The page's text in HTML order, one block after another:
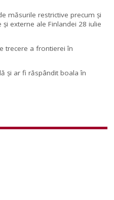
măsurile restrictive precum și
externe ale Finlandei 28 iulie
trecere a frontierei în
şi ar fi răspândit boala în